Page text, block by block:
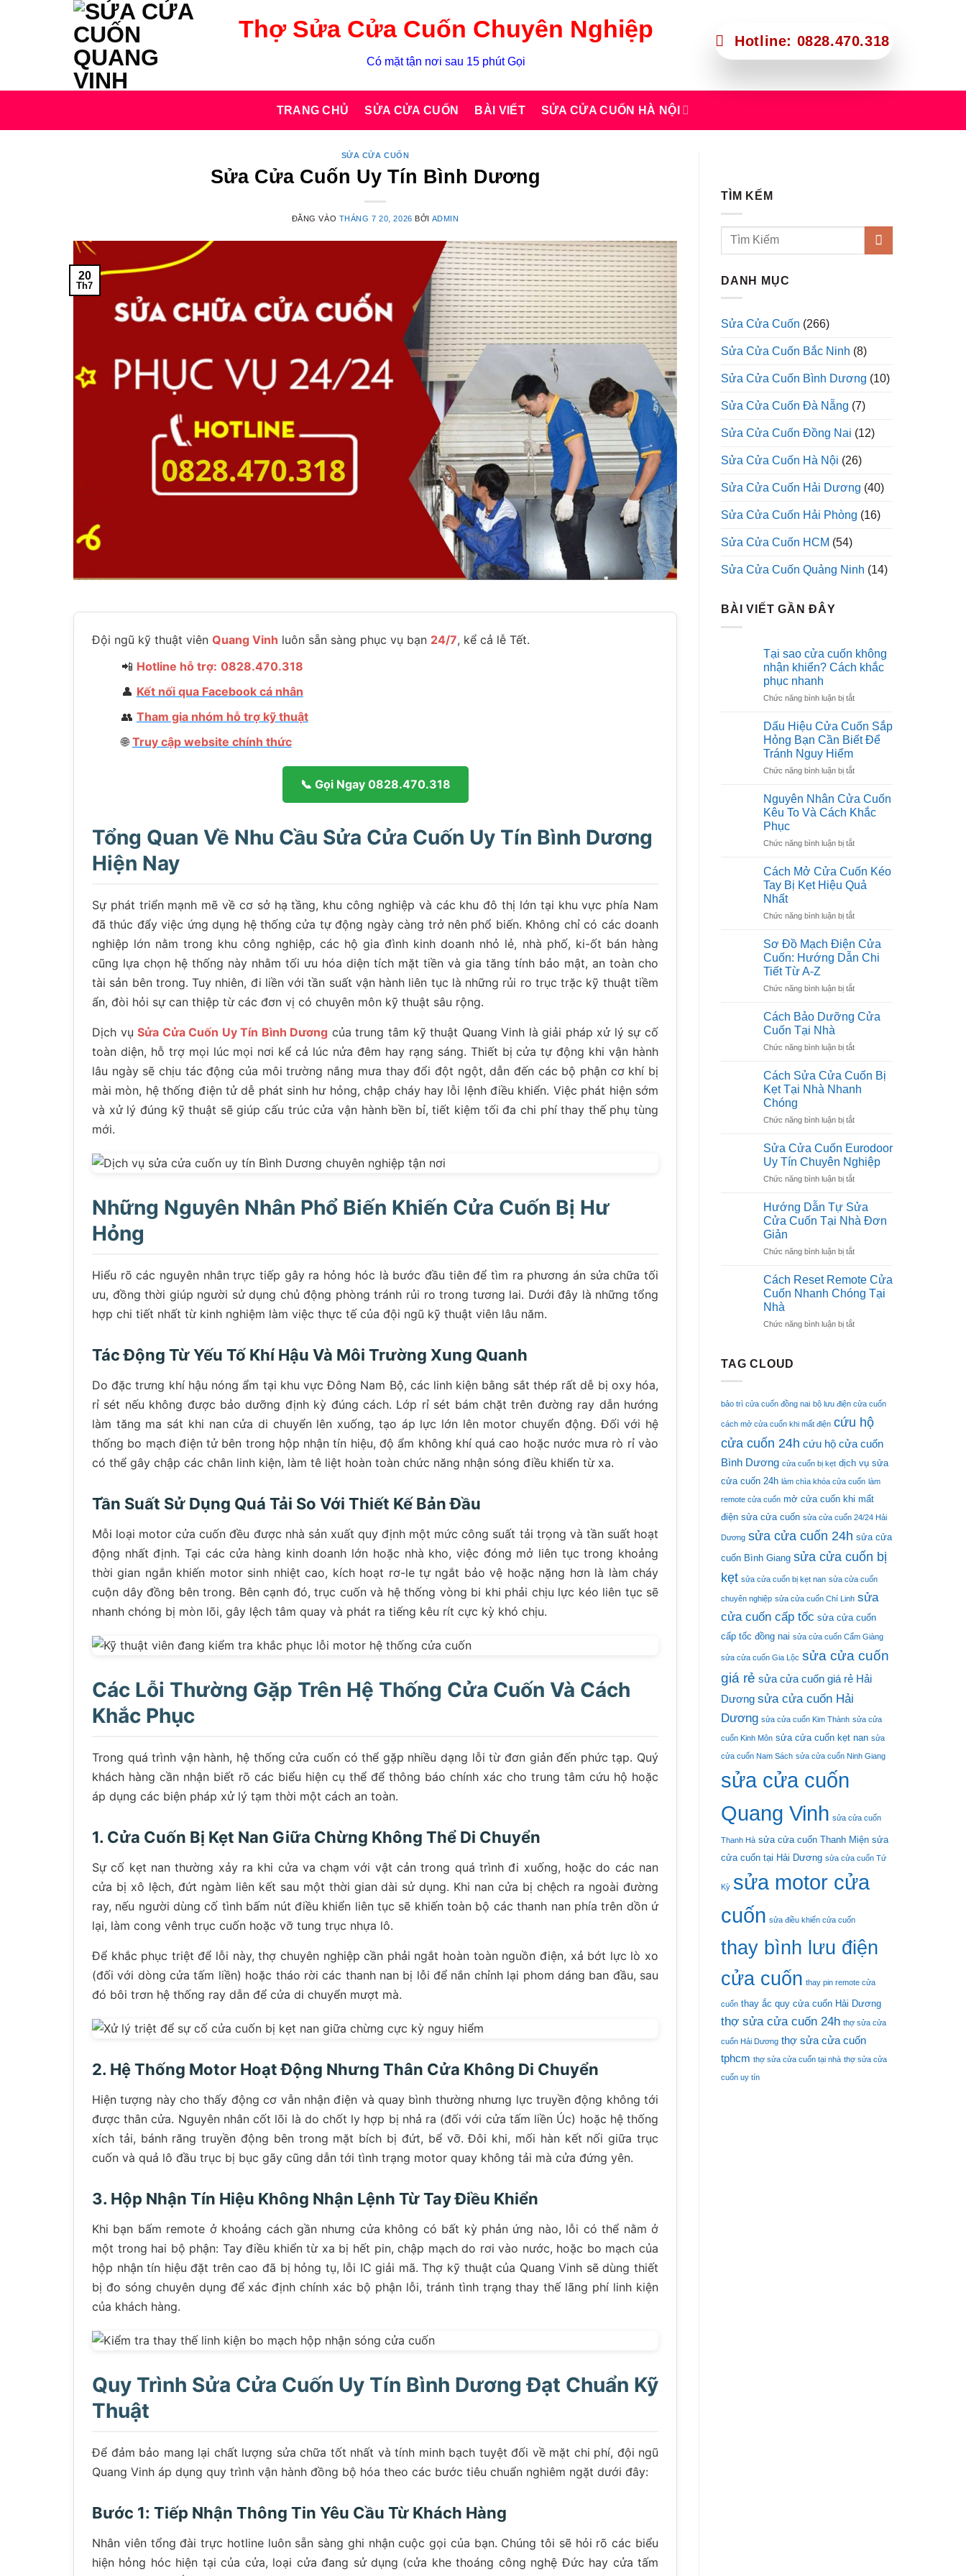
Thợ Sửa Cửa Cuốn Chuyên Nghiệp
Có mặt tận nơi sau 15 phút Gọi
Hotline: 0828.470.318
TRANG CHỦ SỬA CỬA CUỐN BÀI VIẾT SỬA CỬA CUỐN HÀ NỘI
SỬA CỬA CUỐN
Sửa Cửa Cuốn Uy Tín Bình Dương
ĐĂNG VÀO THÁNG 7 20, 2026 BỞI ADMIN
20
Th7
Đội ngũ kỹ thuật viên Quang Vinh luôn sẵn sàng phục vụ bạn 24/7, kể cả lễ Tết.
📲 Hotline hỗ trợ: 0828.470.318
👤 Kết nối qua Facebook cá nhân
👥 Tham gia nhóm hỗ trợ kỹ thuật
🌐 Truy cập website chính thức
📞 Gọi Ngay 0828.470.318
Tổng Quan Về Nhu Cầu Sửa Cửa Cuốn Uy Tín Bình Dương
Hiện Nay
Sự phát triển mạnh mẽ về cơ sở hạ tầng, khu công nghiệp và các khu đô thị lớn tại khu vực phía Nam
đã thúc đẩy việc ứng dụng hệ thống cửa tự động ngày càng trở nên phổ biến. Không chỉ có các doanh
nghiệp lớn nằm trong khu công nghiệp, các hộ gia đình kinh doanh nhỏ lẻ, nhà phố, ki-ốt bán hàng
cũng lựa chọn hệ thống này nhằm tối ưu hóa diện tích mặt tiền và gia tăng tính bảo mật, an toàn cho
tài sản bên trong. Tuy nhiên, đi liền với tần suất vận hành liên tục là những rủi ro trục trặc kỹ thuật tiềm
ẩn, đòi hỏi sự can thiệp từ các đơn vị có chuyên môn kỹ thuật sâu rộng.
Dịch vụSửa Cửa Cuốn Uy Tín Bình Dương của trung tâm kỹ thuật Quang Vinh là giải pháp xử lý sự cố
toàn diện, hỗ trợ mọi lúc mọi nơi kể cả lúc nửa đêm hay rạng sáng. Thiết bị cửa tự động khi vận hành
lâu ngày sẽ chịu tác động của môi trường nắng mưa thay đổi đột ngột, dẫn đến các bộ phận cơ khí bị
mài mòn, hệ thống điện tử dễ phát sinh hư hỏng, chập cháy hay lỗi lệnh điều khiển. Việc phát hiện sớm
và xử lý đúng kỹ thuật sẽ giúp cấu trúc cửa vận hành bền bỉ, tiết kiệm tối đa chi phí thay thế phụ tùng
mới.
Những Nguyên Nhân Phổ Biến Khiến Cửa Cuốn Bị Hư
Hỏng
Hiểu rõ các nguyên nhân trực tiếp gây ra hỏng hóc là bước đầu tiên để tìm ra phương án sửa chữa tối
ưu, đồng thời giúp người sử dụng chủ động phòng tránh rủi ro trong tương lai. Dưới đây là những tổng
hợp chi tiết nhất từ kinh nghiệm làm việc thực tế của đội ngũ kỹ thuật viên lâu năm.
Tác Động Từ Yếu Tố Khí Hậu Và Môi Trường Xung Quanh
Do đặc trưng khí hậu nóng ẩm tại khu vực Đông Nam Bộ, các linh kiện bằng sắt thép rất dễ bị oxy hóa,
rỉ sét nếu không được bảo dưỡng định kỳ đúng cách. Lớp rỉ sét bám chặt trên đường ray dẫn hướng
làm tăng ma sát khi nan cửa di chuyển lên xuống, tạo áp lực lớn lên motor chuyển động. Đối với hệ
thống bo mạch điện tử bên trong hộp nhận tín hiệu, độ ẩm không khí quá cao hoặc nước mưa rò rỉ vào
có thể gây chập các chân linh kiện, làm tê liệt hoàn toàn chức năng nhận sóng điều khiển từ xa.
Tần Suất Sử Dụng Quá Tải So Với Thiết Kế Bản Đầu
Mỗi loại motor cửa cuốn đều được nhà sản xuất quy định một mức công suất tải trọng và tần suất hoạt
động nhất định. Tại các cửa hàng kinh doanh lớn hoặc nhà kho, việc đóng mở liên tục trong khoảng
thời gian ngắn khiến motor sinh nhiệt cao, kích hoạt rơ-le tự ngắt bảo vệ hoặc nặng hơn là làm cháy
cuộn dây đồng bên trong. Bên cạnh đó, trục cuốn và hệ thống vòng bi khi phải chịu lực kéo liên tục sẽ
nhanh chóng bị mòn lõi, gây lệch tâm quay và phát ra tiếng kêu rít cực kỳ khó chịu.
Các Lỗi Thường Gặp Trên Hệ Thống Cửa Cuốn Và Cách
Khắc Phục
Trong quá trình vận hành, hệ thống cửa cuốn có thể gặp nhiều dạng lỗi từ đơn giản đến phức tạp. Quý
khách hàng cần nhận biết rõ các biểu hiện cụ thể để thông báo chính xác cho trung tâm cứu hộ hoặc
áp dụng các biện pháp xử lý tạm thời một cách an toàn.
1. Cửa Cuốn Bị Kẹt Nan Giữa Chừng Không Thể Di Chuyển
Sự cố kẹt nan thường xảy ra khi cửa va chạm với vật cản trong quá trình đi xuống, hoặc do các nan
cửa bị xô lệch, đứt ngàm liên kết sau một thời gian dài sử dụng. Khi nan cửa bị chệch ra ngoài đường
ray, nếu người dùng cố tình bấm nút điều khiển liên tục sẽ khiến toàn bộ các thanh nan phía trên dồn ứ
lại, làm cong vênh trục cuốn hoặc vỡ tung trục nhựa lô.
Để khắc phục triệt để lỗi này, thợ chuyên nghiệp cần phải ngắt hoàn toàn nguồn điện, xả bớt lực lò xo
(đối với dòng cửa tấm liền) hoặc tháo rời các thanh nan bị lỗi để nắn chỉnh lại phom dáng ban đầu, sau
đó bôi trơn hệ thống ray dẫn để cửa di chuyển mượt mà.
2. Hệ Thống Motor Hoạt Động Nhưng Thân Cửa Không Di Chuyển
Hiện tượng này cho thấy động cơ vẫn nhận điện và quay bình thường nhưng lực truyền động không tới
được thân cửa. Nguyên nhân cốt lõi là do chốt ly hợp bị nhả ra (đối với cửa tấm liền Úc) hoặc hệ thống
xích tải, bánh răng truyền động bên trong mặt bích bị đứt, bể vỡ. Đôi khi, mối hàn kết nối giữa trục
cuốn và quả lô đầu trục bị bục gãy cũng dẫn tới tình trạng motor quay không tải mà cửa đứng yên.
3. Hộp Nhận Tín Hiệu Không Nhận Lệnh Từ Tay Điều Khiển
Khi bạn bấm remote ở khoảng cách gần nhưng cửa không có bất kỳ phản ứng nào, lỗi có thể nằm ở
một trong hai bộ phận: Tay điều khiển từ xa bị hết pin, chập mạch do rơi vào nước, hoặc bo mạch của
hộp nhận tín hiệu đặt trên cao đã bị hỏng tụ, lỗi IC giải mã. Thợ kỹ thuật của Quang Vinh sẽ dùng thiết
bị đo sóng chuyên dụng để xác định chính xác bộ phận lỗi, tránh tình trạng thay thế lãng phí linh kiện
của khách hàng.
Quy Trình Sửa Cửa Cuốn Uy Tín Bình Dương Đạt Chuẩn Kỹ
Thuật
Để đảm bảo mang lại chất lượng sửa chữa tốt nhất và tính minh bạch tuyệt đối về mặt chi phí, đội ngũ
Quang Vinh áp dụng quy trình vận hành đồng bộ hóa theo các bước tiêu chuẩn nghiêm ngặt dưới đây:
Bước 1: Tiếp Nhận Thông Tin Yêu Cầu Từ Khách Hàng
Nhân viên tổng đài trực hotline luôn sẵn sàng ghi nhận cuộc gọi của bạn. Chúng tôi sẽ hỏi rõ các biểu
hiện hỏng hóc hiện tại của cửa, loại cửa đang sử dụng (cửa khe thoáng công nghệ Đức hay cửa tấm
TÌM KẾM
DANH MỤC
Sửa Cửa Cuốn (266)
Sửa Cửa Cuốn Bắc Ninh (8)
Sửa Cửa Cuốn Bình Dương (10)
Sửa Cửa Cuốn Đà Nẵng (7)
Sửa Cửa Cuốn Đồng Nai (12)
Sửa Cửa Cuốn Hà Nội (26)
Sửa Cửa Cuốn Hải Dương (40)
Sửa Cửa Cuốn Hải Phòng (16)
Sửa Cửa Cuốn HCM (54)
Sửa Cửa Cuốn Quảng Ninh (14)
BÀI VIẾT GẦN ĐÂY
Tại sao cửa cuốn không
nhận khiển? Cách khắc
phục nhanh
Chức năng bình luận bị tắtở
sao
cửa
cuốn
nhận
Cách
khắc
phục
Dấu Hiệu Cửa Cuốn Sắp
Hỏng Bạn Cần Biết Để
Tránh Nguy Hiểm
Chức năng bình luận bị tắtở
Hiệu
Cửa
Cuốn
Hỏng
Cần
Biết
Để
Nguy
Nguyên Nhân Cửa Cuốn
Kêu To Và Cách Khắc
Phục
Chức năng bình luận bị tắtở
Nhân
Cửa
Cuốn
To
Cách
Khắc
Phục
Cách Mở Cửa Cuốn Kéo
Tay Bị Kẹt Hiệu Quả
Nhất
Chức năng bình luận bị tắtở
Mở
Cửa
Cuốn
Tay
Kẹt
Nhất
Sơ Đồ Mạch Điện Cửa
Cuốn: Hướng Dẫn Chi
Tiết Từ A-Z
Chức năng bình luận bị tắtở
Đồ
Cửa
Hướng
Dẫn
Từ
Z
Cách Bảo Dưỡng Cửa
Cuốn Tại Nhà
Chức năng bình luận bị tắtở
Bảo
Dưỡng
Cửa
Tại
Cách Sửa Cửa Cuốn Bị
Kẹt Tại Nhà Nhanh
Chóng
Chức năng bình luận bị tắtở
Cửa
Cuốn
Bị
Tại
Nhà
Sửa Cửa Cuốn Eurodoor
Uy Tín Chuyên Nghiệp
Chức năng bình luận bị tắtở
Cửa
Cuốn
Eurodoor
Tín
Nghiệp
Hướng Dẫn Tự Sửa
Cửa Cuốn Tại Nhà Đơn
Giản
Chức năng bình luận bị tắtở
Dẫn
Sửa
Cuốn
Cách Reset Remote Cửa
Cuốn Nhanh Chóng Tại
Nhà
Chức năng bình luận bị tắtở
Chóng
Tại
TAG CLOUD
bảo trì cửa cuốn đồng nai bộ lưu điện cửa cuốn
cách mở cửa cuốn khi mất điện cứu hộ
cửa cuốn 24h cứu hộ cửa cuốn
Bình Dương cửa cuốn bị kẹt dịch vụ sửa
cửa cuốn 24h làm chìa khóa cửa cuốn làm
remote cửa cuốn mở cửa cuốn khi mất
điện sửa cửa cuốn sửa cửa cuốn 24/24 Hải
Dương sửa cửa cuốn 24h sửa cửa
cuốn Bình Giang sửa cửa cuốn bị
kẹt sửa cửa cuốn bị kẹt nan sửa cửa cuốn
chuyên nghiệp sửa cửa cuốn Chí Linh sửa
cửa cuốn cấp tốc sửa cửa cuốn
cấp tốc đồng nai sửa cửa cuốn Cẩm Giàng
sửa cửa cuốn Gia Lộc sửa cửa cuốn
giá rẻ sửa cửa cuốn giá rẻ Hải
Dương sửa cửa cuốn Hải
Dương sửa cửa cuốn Kim Thành sửa cửa
cuốn Kinh Môn sửa cửa cuốn kẹt nan sửa
cửa cuốn Nam Sách sửa cửa cuốn Ninh Giang
sửa cửa cuốn
Quang Vinh sửa cửa cuốn
Thanh Hà sửa cửa cuốn Thanh Miện sửa
cửa cuốn tại Hải Dương sửa cửa cuốn Tứ
Kỳ sửa motor cửa
cuốn sửa điều khiển cửa cuốn
thay bình lưu điện
cửa cuốn thay pin remote cửa
cuốn thay ắc quy cửa cuốn Hải Dương
thợ sửa cửa cuốn 24h thợ sửa cửa
cuốn Hải Dương thợ sửa cửa cuốn
tphcm thợ sửa cửa cuốn tại nhà thợ sửa cửa
cuốn uy tín